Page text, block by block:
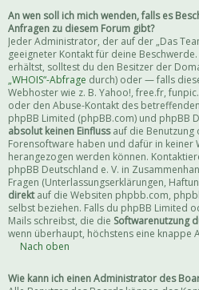
An wen soll ich mich wenden, falls es
Anfragen zu diesem Forum gibt?
Jeder Administrator, der auf der „Das
geeigneter Kontakt für deine
erhältst, solltest du den Besitzer der
„WHOIS“-Abfrage durch) oder — falls
Webhoster wie z. B. Yahoo!, free.fr,
oder den Abuse-Kontakt des
phpBB Limited (phpBB.com) und phpBB
absolut keinen Einflussauf die Benutzung
Forensoftware haben und dafür in keiner
herangezogen werden können.
phpBB Deutschland e. V. in
Fragen (Unterlassungserklärungen,
direktauf die Websiten phpbb.com,
selbst beziehen. Falls du phpBB Limited
Mails schreibst, die die Softwarenutzung
wenn überhaupt, höchstens eine knappe
Nach oben
Wie kann ich einen Administrator des